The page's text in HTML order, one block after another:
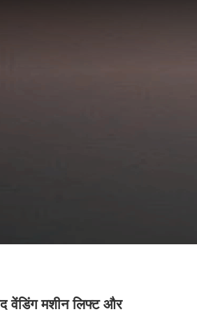
वेंडिंग मशीन लिफ्ट और